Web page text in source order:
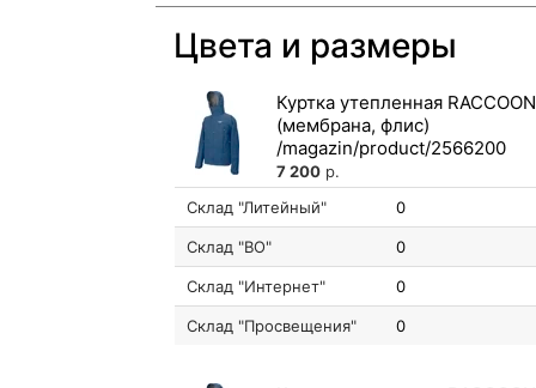
Цвета и размеры
Куртка утепленная RACCOON
(мембрана, флис)
7 200 р.
Склад "Литейный"
0
Склад "ВО" 0
Склад "Интернет" 0
Склад "Просвещения" 0